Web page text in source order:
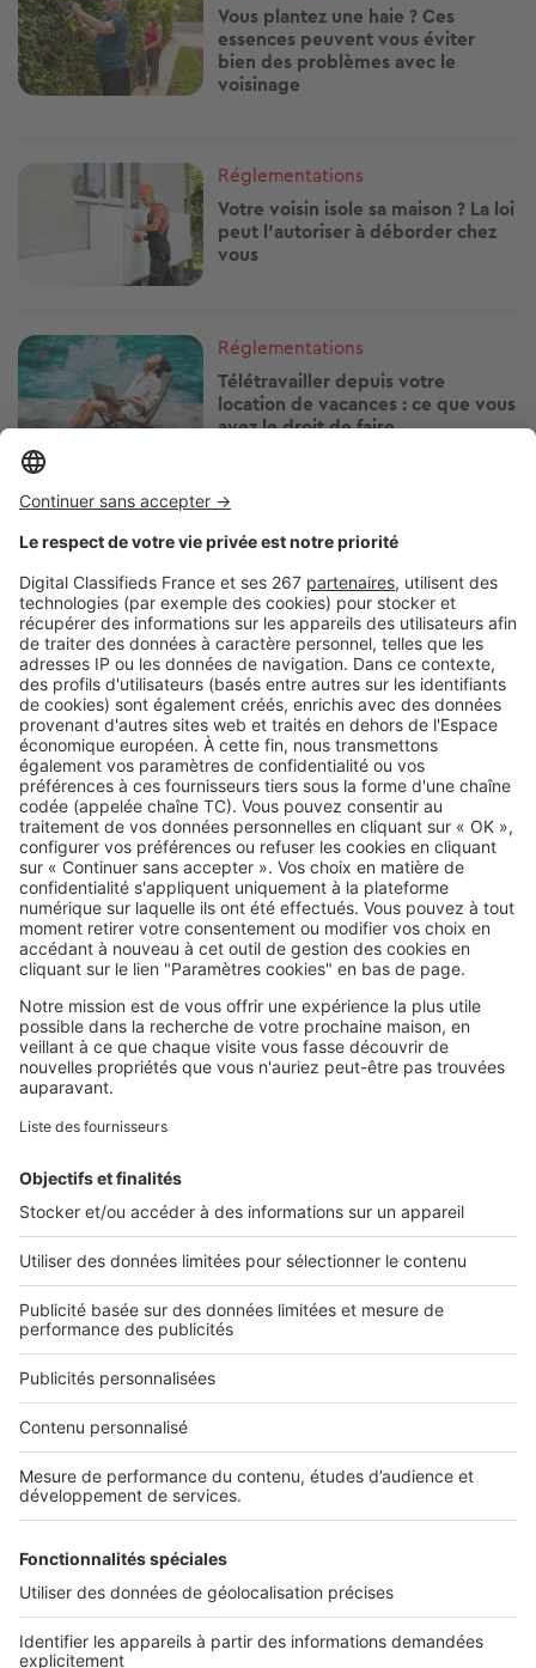
Vous plantez une haie ? Ces
essences peuvent vous éviter
bien des problèmes avec le
voisinage
Réglementations
Votre voisin isole sa maison ? La loi
peut l'autoriser à déborder chez
vous
Image
Réglementations
Télétravailler depuis votre
location de vacances : ce que vous
avez le droit de faire
Image
Travaux le dimanche : ce que
votre voisin a le droit de faire… ou
non
Image
Réglementations
Vous pouvez prêter votre
logement gratuitement, mais
vérifiez d'abord ces points
SeLoger c'est aussi
Retrouvez-nous sur ...
L'ENTREPRISE
Nous contacter
Nous recrutons
NOS APPLICATIONS
Découvrez nos applications
Tous nos services pro
Accès client